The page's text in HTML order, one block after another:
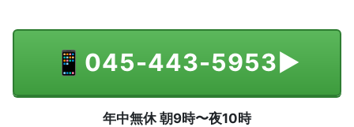
📱 045-443-5953▶
年中無休 朝9時〜夜10時